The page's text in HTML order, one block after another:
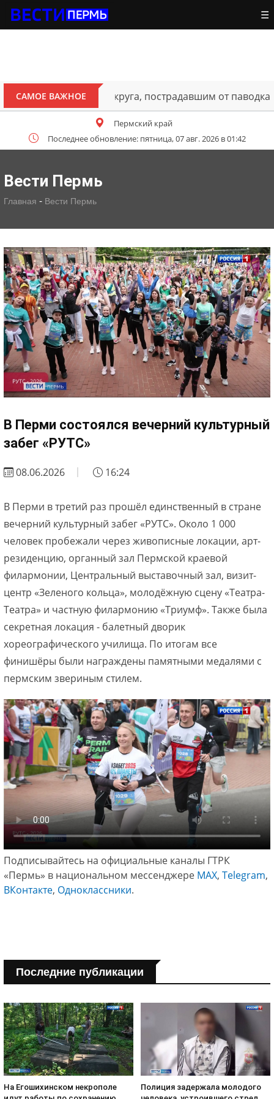
☰
САМОЕ ВАЖНОЕ
Октябрьского округа, пострадавшим от паводка
Пермский край
Последнее обновление: пятница, 07 авг. 2026 в 01:42
Вести Пермь
Главная - Вести Пермь
В Перми состоялся вечерний культурный
забег «РУТС»
08.06.2026 16:24
В Перми в третий раз прошёл единственный в стране
вечерний культурный забег «РУТС». Около 1 000
человек пробежали через живописные локации, арт-
резиденцию, органный зал Пермской краевой
филармонии, Центральный выставочный зал, визит-
центр «Зеленого кольца», молодёжную сцену «Театра-
Театра» и частную филармонию «Триумф». Также была
секретная локация - балетный дворик
хореографического училища. По итогам все
финишёры были награждены памятными медалями с
пермским звериным стилем.
Подписывайтесь на официальные каналы ГТРК
«Пермь» в национальном мессенджере МАХ, Telegram,
ВКонтакте, Одноклассники.
Последние публикации
На Егошихинском некрополе
Полиция задержала молодого